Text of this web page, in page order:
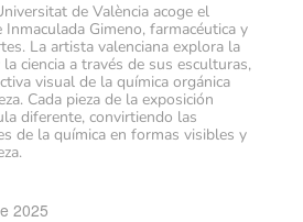
de València acoge el
Gimeno, farmacéutica y
La artista valenciana explora la
ciencia a través de sus esculturas,
visual de la química orgánica
Cada pieza de la exposición
diferente, convirtiendo las
de la química en formas visibles y
2025